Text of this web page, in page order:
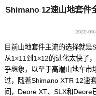
Shimano 12速山地套件
2020-
目前山地套件主流的选择就
从1×11到1×12的进化太快了
乎想象，以至于高端山地车市
过，随着Shimano XTR 12速
间，Deore XT、SLX和Deore